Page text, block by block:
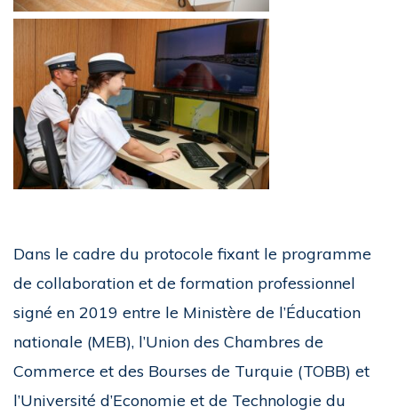
Dans le cadre du protocole fixant le programme
de collaboration et de formation professionnel
signé en 2019 entre le Ministère de l’Éducation
nationale (MEB), l’Union des Chambres de
Commerce et des Bourses de Turquie (TOBB) et
l’Université d’Economie et de Technologie du